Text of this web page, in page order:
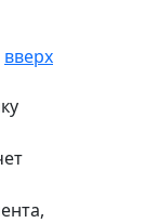
вверх